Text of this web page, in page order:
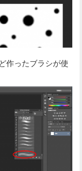
作ったブラシが使